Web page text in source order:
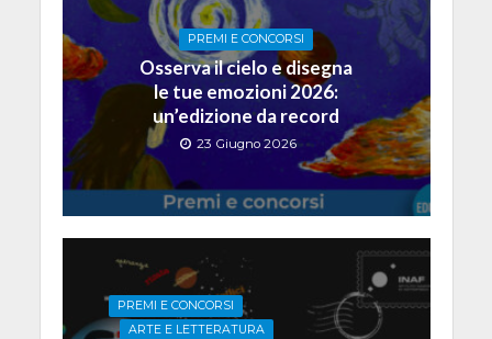
PREMI E CONCORSI
Osserva il cielo e disegna
le tue emozioni 2026:
un’edizione da record
23 Giugno 2026
PREMI E CONCORSI
ARTE E LETTERATURA